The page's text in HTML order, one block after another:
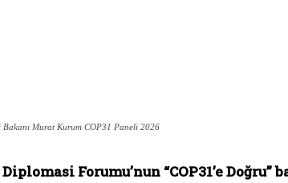
Murat Kurum COP31 Paneli 2026
Forumu’nun “COP31’e